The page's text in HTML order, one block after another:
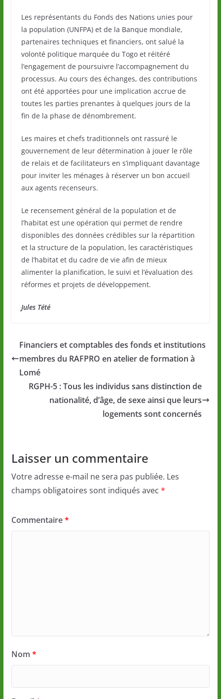
Les représentants du Fonds des Nations unies pour
la population (UNFPA) et de la Banque mondiale,
partenaires techniques et financiers, ont salué la
volonté politique marquée du Togo et réitéré
l’engagement de poursuivre l’accompagnement du
processus. Au cours des échanges, des contributions
ont été apportées pour une implication accrue de
toutes les parties prenantes à quelques jours de la
fin de la phase de dénombrement.
Les maires et chefs traditionnels ont rassuré le
gouvernement de leur détermination à jouer le rôle
de relais et de facilitateurs en s’impliquant davantage
pour inviter les ménages à réserver un bon accueil
aux agents recenseurs.
Le recensement général de la population et de
l’habitat est une opération qui permet de rendre
disponibles des données crédibles sur la répartition
et la structure de la population, les caractéristiques
de l’habitat et du cadre de vie afin de mieux
alimenter la planification, le suivi et l’évaluation des
réformes et projets de développement.
Jules Tété
Financiers et comptables des fonds et institutions
membres du RAFPRO en atelier de formation à
Lomé
RGPH-5 : Tous les individus sans distinction de
nationalité, d’âge, de sexe ainsi que leurs
logements sont concernés
Laisser un commentaire
Votre adresse e-mail ne sera pas publiée. Les
champs obligatoires sont indiqués avec *
Commentaire*
Nom *